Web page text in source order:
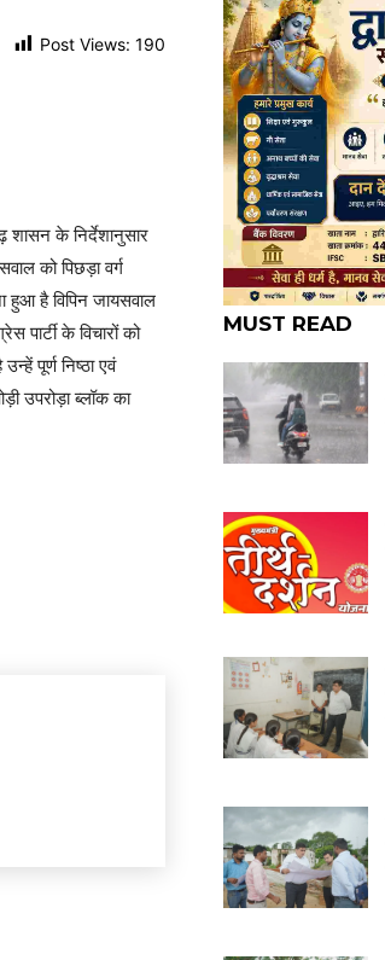
Post Views: 190
शासन के निर्देशानुसार
को पिछड़ा वर्ग
हुआ है विपिन जायसवाल
पार्टी के विचारों को
पूर्ण निष्ठा एवं
उपरोड़ा ब्लॉक का
MUST READ